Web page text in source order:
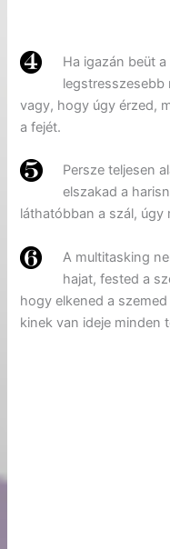
Ha igazán beüt
legstresszesebb
vagy, hogy úgy érzed,
a fejét.
Persze teljesen
elszakad a
láthatóbban a szál, úgy
A multitasking
hajat, fested a
hogy elkened a
kinek van ideje minden